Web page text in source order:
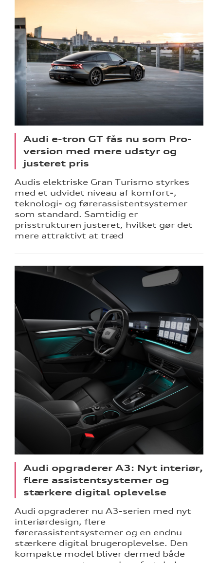
Audi e-tron GT fås nu som Pro-
version med mere udstyr og
justeret pris
Audis elektriske Gran Turismo styrkes
med et udvidet niveau af komfort-,
teknologi- og førerassistentsystemer
som standard. Samtidig er
prisstrukturen justeret, hvilket gør det
mere attraktivt at træd
Audi opgraderer A3: Nyt interiør,
flere assistentsystemer og
stærkere digital oplevelse
Audi opgraderer nu A3-serien med nyt
interiørdesign, flere
førerassistentsystemer og en endnu
stærkere digital brugeroplevelse. Den
kompakte model bliver dermed både